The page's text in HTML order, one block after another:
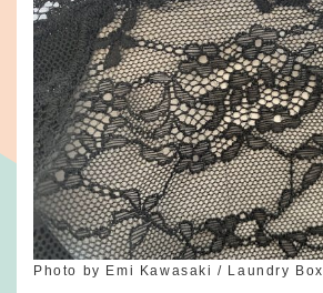
Photo by Emi Kawasaki / Laundry Box